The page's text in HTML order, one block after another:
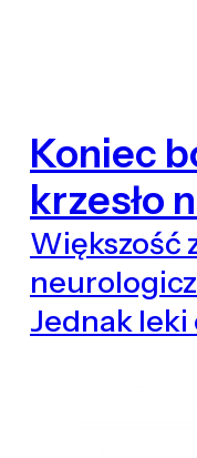
Koniec
krzesło
Większość
Jednak leki